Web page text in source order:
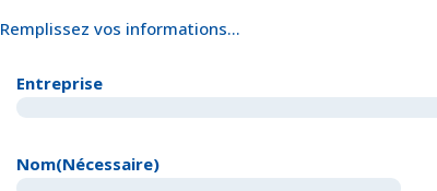
Remplissez vos informations…
Entreprise
Nom(Nécessaire)